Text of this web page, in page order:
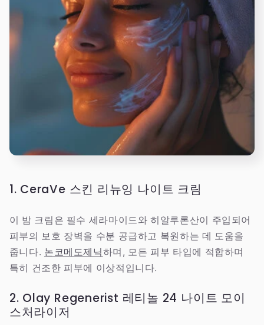
1. CeraVe 스킨 리뉴잉 나이트 크림
이 밤 크림은 필수 세라마이드와 히알루론산이 주입되어
피부의 보호 장벽을 수분 공급하고 복원하는 데 도움을
줍니다. 논코메도제닉하며, 모든 피부 타입에 적합하며
특히 건조한 피부에 이상적입니다.
2. Olay Regenerist 레티놀 24 나이트 모이
스처라이저